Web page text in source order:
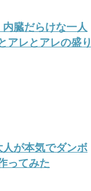
臓だらけな一人
アレとアレの盛り
が本気でダンボ
ってみた